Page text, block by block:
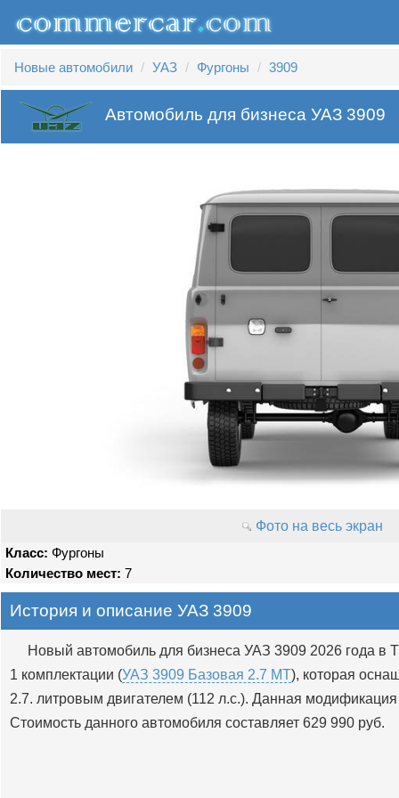
Новые автомобили УАЗ Фургоны 3909
Автомобиль для бизнеса УАЗ 3909
Фото на весь экран
Класс: Фургоны
Количество мест: 7
История и описание УАЗ 3909
Новый автомобиль для бизнеса УАЗ 3909 2026 года в
1 комплектации (УАЗ 3909 Базовая 2.7 MT), которая
2.7. литровым двигателем (112 л.с.). Данная
Стоимость данного автомобиля составляет 629 990 руб.